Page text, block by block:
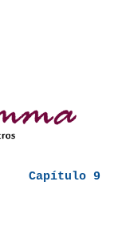
Capítulo 9